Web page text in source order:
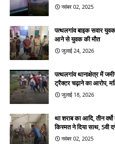
नवंबर 02, 2025
पत्थलगांव बाइक सवार
आने से युवक की मौत
जुलाई 24, 2026
पत्थलगांव थानाक्षेत्र में
ट्रैक्टर चढ़ाने का आरोप,
जुलाई 18, 2026
था शराब का आदि, तीन
किस्मत ने दिया साथ, 5वी
नवंबर 02, 2025